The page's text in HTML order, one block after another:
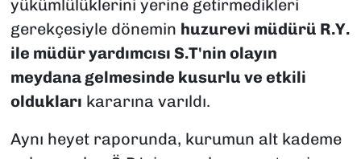
yükümlülüklerini yerine getirmedikleri
gerekçesiyle dönemin huzurevi müdürü R.Y.
ile müdür yardımcısı S.T'nin olayın
meydana gelmesinde kusurlu ve etkili
oldukları kararına varıldı.
Aynı heyet raporunda, kurumun alt kademe